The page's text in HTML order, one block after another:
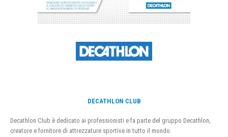
DECATHLON CLUB
Decathlon Club è dedicato ai professionisti e fa parte del gruppo Decathlon,
creatore e fornitore di attrezzature sportive in tutto il mondo.